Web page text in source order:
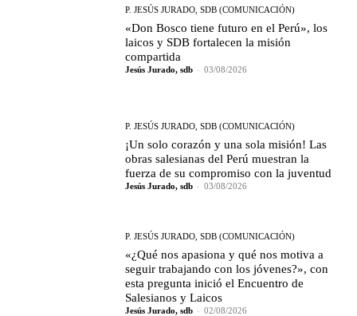
P. JESÚS JURADO, SDB (COMUNICACIÓN)
«Don Bosco tiene futuro en el Perú», los
laicos y SDB fortalecen la misión
compartida
Jesús Jurado, sdb - 03/08/2026
P. JESÚS JURADO, SDB (COMUNICACIÓN)
¡Un solo corazón y una sola misión! Las
obras salesianas del Perú muestran la
fuerza de su compromiso con la juventud
Jesús Jurado, sdb - 03/08/2026
P. JESÚS JURADO, SDB (COMUNICACIÓN)
«¿Qué nos apasiona y qué nos motiva a
seguir trabajando con los jóvenes?», con
esta pregunta inició el Encuentro de
Salesianos y Laicos
Jesús Jurado, sdb - 02/08/2026